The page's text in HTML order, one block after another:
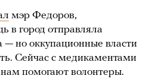
мэр Федоров,
в город отправляла
— но оккупационные власти
Сейчас с медикаментами
помогают волонтеры.